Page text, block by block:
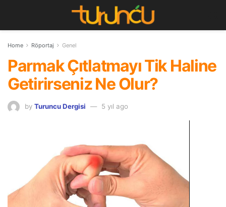
Home Röportaj Genel
Parmak Çıtlatmayı Tik Haline
Getirirseniz Ne Olur?
by Turuncu Dergisi 5 yıl ago